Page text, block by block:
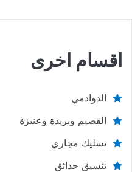
اقسام اخرى
الدوادمي
القصيم وبريدة وعنيزة
تسليك مجاري
تنسيق حدائق